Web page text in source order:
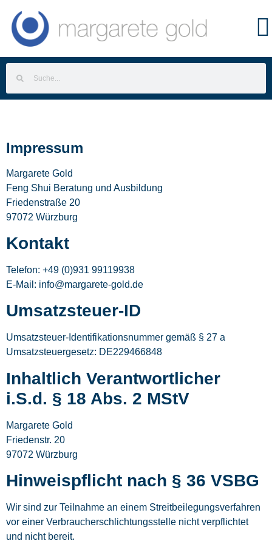
Impressum
Margarete Gold
Feng Shui Beratung und Ausbildung
Friedenstraße 20
97072 Würzburg
Kontakt
Telefon: +49 (0)931 99119938
E-Mail: info@margarete-gold.de
Umsatzsteuer-ID
Umsatzsteuer-Identifikationsnummer gemäß § 27 a
Umsatzsteuergesetz: DE229466848
Inhaltlich Verantwortlicher
i.S.d. § 18 Abs. 2 MStV
Margarete Gold
Friedenstr. 20
97072 Würzburg
Hinweispflicht nach § 36 VSBG
Wir sind zur Teilnahme an einem Streitbeilegungsverfahren
vor einer Verbraucherschlichtungsstelle nicht verpflichtet
und nicht bereit.